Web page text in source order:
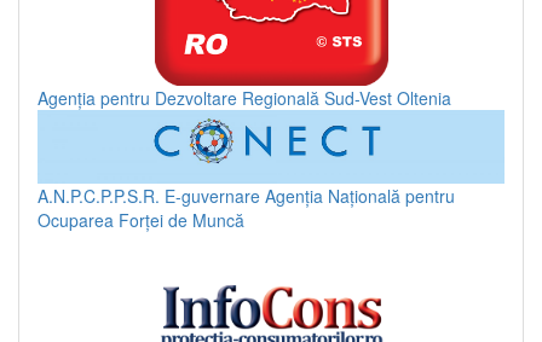
Agenția pentru Dezvoltare Regională Sud-Vest Oltenia
A.N.P.C.P.P.S.R. E-guvernare Agenția Națională pentru
Ocuparea Forței de Muncă